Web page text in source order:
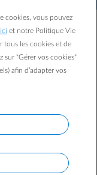
erreur. Notez
le au
cookies, vous pouvez
ici et notre Politique Vie
tous les cookies et de
sur "Gérer vos cookies"
afin d’adapter vos